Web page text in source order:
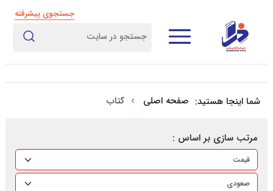
جستجوی پیشرفته
شما اینجا هستید: صفحه اصلی کتاب
مرتب سازی بر اساس :